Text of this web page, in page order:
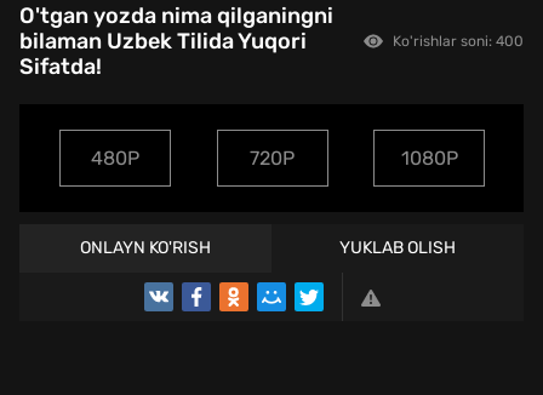
O'tgan yozda nima qilganingni
bilaman Uzbek Tilida Yuqori
Sifatda!
Ko'rishlar soni: 400
480P 720P 1080P
ONLAYN KO'RISH YUKLAB OLISH